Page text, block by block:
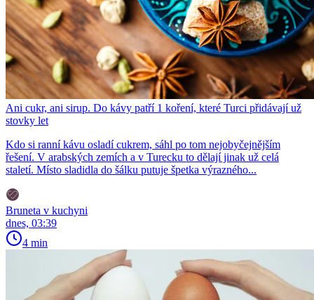
Ani cukr, ani sirup. Do kávy patří 1 koření, které Turci přidávají už
stovky let
Kdo si ranní kávu osladí cukrem, sáhl po tom nejobyčejnějším
řešení. V arabských zemích a v Turecku to dělají jinak už celá
staletí. Místo sladidla do šálku putuje špetka výrazného...
Bruneta v kuchyni
dnes, 03:39
4 min